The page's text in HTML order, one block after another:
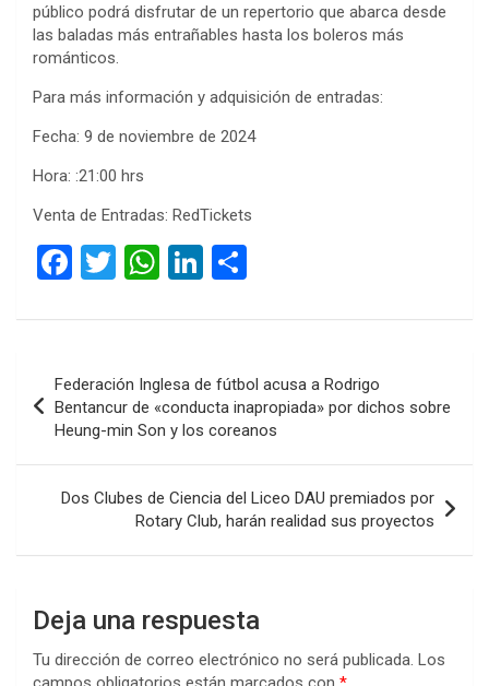
público podrá disfrutar de un repertorio que abarca desde
las baladas más entrañables hasta los boleros más
románticos.
Para más información y adquisición de entradas:
Fecha: 9 de noviembre de 2024
Hora: :21:00 hrs
Venta de Entradas: RedTickets
F
ce
b
o
o
k
T
tt
er
W
at
s
A
p
p
Li
ke
dI
n
m
p
ar
tir
de
entradas
Federación Inglesa de fútbol acusa a Rodrigo
Bentancur de «conducta inapropiada» por dichos sobre
Heung-min Son y los coreanos
Dos Clubes de Ciencia del Liceo DAU premiados por
Rotary Club, harán realidad sus proyectos
Deja una respuesta
Tu dirección de correo electrónico no será publicada. Los